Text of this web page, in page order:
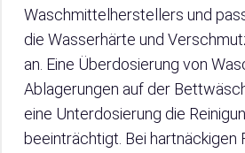
Waschmittelherstellers und
die Wasserhärte und
an. Eine Überdosierung von
Ablagerungen auf der
eine Unterdosierung die
beeinträchtigt. Bei hartnäckigen